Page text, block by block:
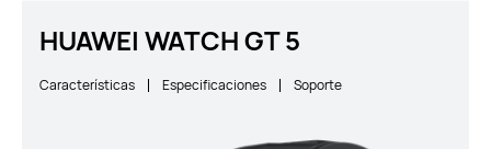
HUAWEI WATCH GT 5
Características Especificaciones Soporte